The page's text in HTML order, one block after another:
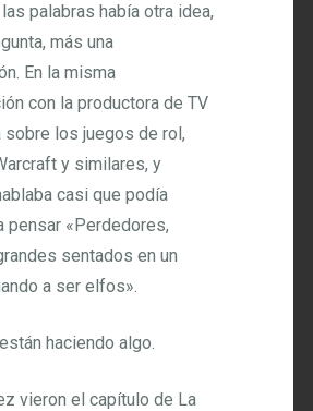
palabras había otra idea,
más una
En la misma
con la productora de TV
sobre los juegos de rol,
y similares, y
casi que podía
pensar «Perdedores,
sentados en un
a ser elfos».
haciendo algo.
vieron el capítulo de La